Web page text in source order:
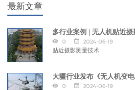
最新文章
多行业案例 | 无人机贴近
0 2024-06-19
贴近摄影测量技术
大疆行业发布《无人机变电
0 2024-06-19